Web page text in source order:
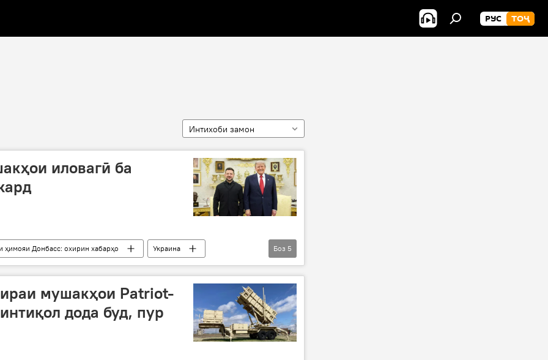
РУС ТОҶ
Интихоби замон
иловагӣ ба
ҳимояи Донбасс: охирин хабарҳо
Украина
мушак падофанди ҳавоӣ Амрико
Боз 5
мушакҳои Patriot-
дода буд, пур